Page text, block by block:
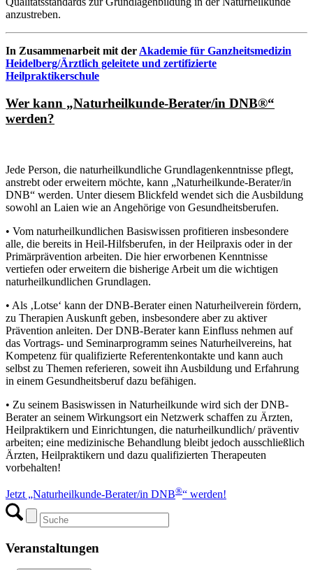
anzustreben.
In Zusammenarbeit mit der Akademie für Ganzheitsmedizin
Heidelberg/Ärztlich geleitete und zertifizierte
Heilpraktikerschule
Wer kann „Naturheilkunde-Berater/in DNB®“
werden?
Jede Person, die naturheilkundliche Grundlagenkenntnisse pflegt,
anstrebt oder erweitern möchte, kann „Naturheilkunde-Berater/in
DNB“ werden. Unter diesem Blickfeld wendet sich die Ausbildung
sowohl an Laien wie an Angehörige von Gesundheitsberufen.
• Vom naturheilkundlichen Basiswissen profitieren insbesondere
alle, die bereits in Heil-Hilfsberufen, in der Heilpraxis oder in der
Primärprävention arbeiten. Die hier erworbenen Kenntnisse
vertiefen oder erweitern die bisherige Arbeit um die wichtigen
naturheilkundlichen Grundlagen.
• Als ‚Lotse‘ kann der DNB-Berater einen Naturheilverein fördern,
zu Therapien Auskunft geben, insbesondere aber zu aktiver
Prävention anleiten. Der DNB-Berater kann Einfluss nehmen auf
das Vortrags- und Seminarprogramm seines Naturheilvereins, hat
Kompetenz für qualifizierte Referentenkontakte und kann auch
selbst zu Themen referieren, soweit ihn Ausbildung und Erfahrung
in einem Gesundheitsberuf dazu befähigen.
• Zu seinem Basiswissen in Naturheilkunde wird sich der DNB-
Berater an seinem Wirkungsort ein Netzwerk schaffen zu Ärzten,
Heilpraktikern und Einrichtungen, die naturheilkundlich/ präventiv
arbeiten; eine medizinische Behandlung bleibt jedoch ausschließlich
Ärzten, Heilpraktikern und dazu qualifizierten Therapeuten
vorbehalten!
Jetzt „Naturheilkunde-Berater/in DNB®“ werden!
Veranstaltungen